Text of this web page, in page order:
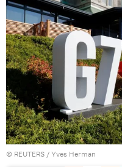
© REUTERS / Yves Herman